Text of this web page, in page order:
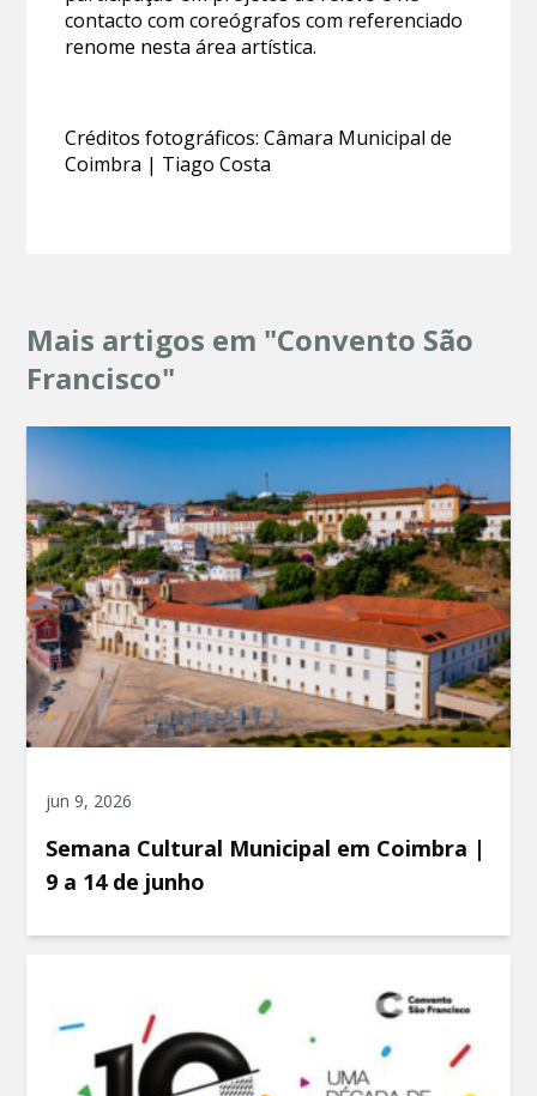
contacto com coreógrafos com referenciado
renome nesta área artística.
Créditos fotográficos: Câmara Municipal de
Coimbra | Tiago Costa
Mais artigos em "Convento São
Francisco"
jun 9, 2026
Semana Cultural Municipal em Coimbra |
9 a 14 de junho